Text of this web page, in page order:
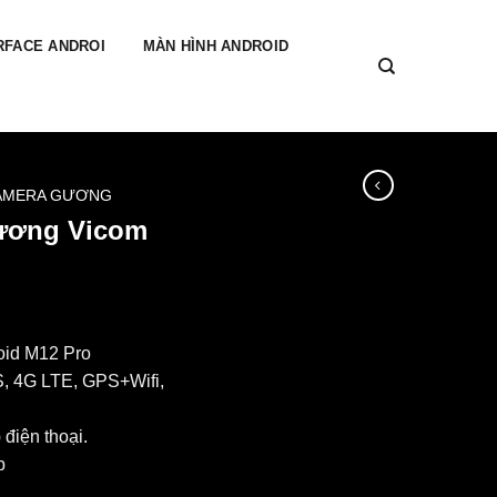
ANDROI MÀN HÌNH ANDROID
GƯƠNG
Vicom
M12 Pro
4G LTE, GPS+Wifi,
điện thoại.